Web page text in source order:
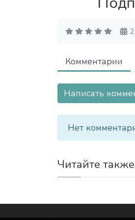
Комментарии
Написать
Нет
Читайте также